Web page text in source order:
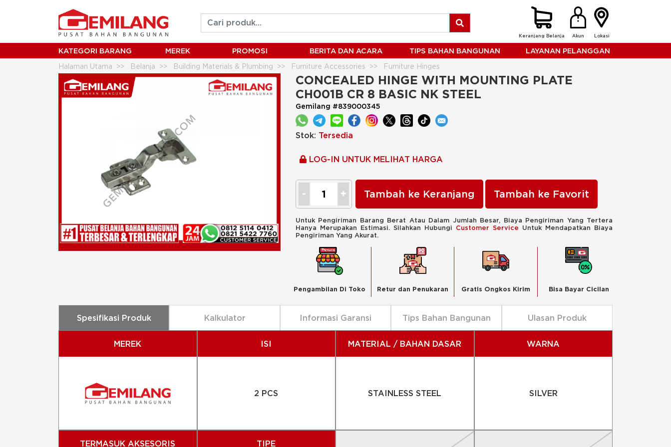
Keranjang Belanja Akun Lokasi
KATEGORI BARANG MEREK PROMOSI BERITA DAN ACARA TIPS BAHAN BANGUNAN LAYANAN PELANGGAN
Halaman Utama Belanja Building Materials & Plumbing Furniture Accessories
Furniture Hinges
CONCEALED HINGE WITH MOUNTING PLATE CH001B CR 8 BASIC NK STEELCONCEALED HINGE WITH MOUNTING PLATE
CH001B CR 8 BASIC NK STEEL
Gemilang #839000345
Stok: Tersedia
LOG-IN UNTUK MELIHAT HARGA
Tambah ke Keranjang Tambah ke Favorit
Untuk Pengiriman Barang Berat Atau Dalam Jumlah Besar, Biaya Pengiriman Yang Tertera
Hanya Merupakan Estimasi. Silahkan Hubungi Customer Service Untuk Mendapatkan Biaya
Pengiriman Yang Akurat.
Pengambilan Di Toko Retur dan Penukaran Gratis Ongkos Kirim Bisa Bayar Cicilan
Spesifikasi Produk Kalkulator Informasi Garansi Tips Bahan Bangunan Ulasan Produk
MEREK ISI
2 PCS
MATERIAL / BAHAN DASAR
STAINLESS STEEL
WARNA
SILVER
TERMASUK AKSESORIS TIPE